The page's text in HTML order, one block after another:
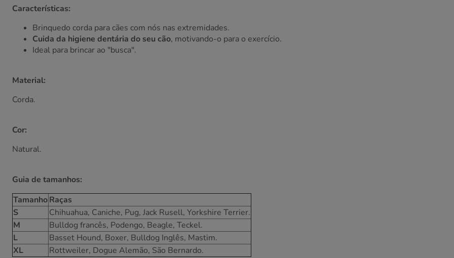
Características:
Brinquedo corda para cães com nós nas extremidades.
Cuida da higiene dentária do seu cão, motivando-o para o exercício.
Ideal para brincar ao "busca".
Material:
Corda.
Cor:
Natural.
Guia de tamanhos:
TamanhoRaças
S
Chihuahua, Caniche, Pug, Jack Rusell, Yorkshire Terrier.
M
Bulldog francês, Podengo, Beagle, Teckel.
L
Basset Hound, Boxer, Bulldog Inglês, Mastim.
XL
Rottweiler, Dogue Alemão, São Bernardo.